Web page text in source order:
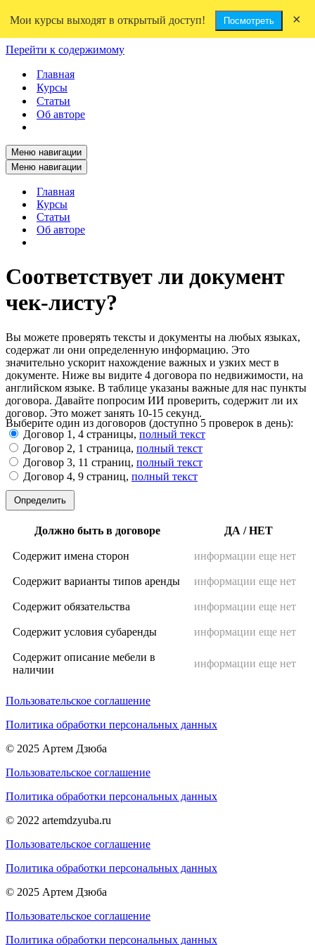
Перейти к содержимому
Главная
Курсы
Статьи
Об авторе
Меню навигации
Меню навигации
Главная
Курсы
Статьи
Об авторе
Соответствует ли документ
чек-листу?
Вы можете проверять тексты и документы на любых языках,
содержат ли они определенную информацию. Это
значительно ускорит нахождение важных и узких мест в
документе. Ниже вы видите 4 договора по недвижимости, на
английском языке. В таблице указаны важные для нас пункты
договора. Давайте попросим ИИ проверить, содержит ли их
договор. Это может занять 10-15 секунд.
Выберите один из договоров (доступно 5 проверок в день):
Договор 1, 4 страницы, полный текст
Договор 2, 1 страница, полный текст
Договор 3, 11 страниц, полный текст
Договор 4, 9 страниц, полный текст
Определить
Должно быть в договоре ДА / НЕТ
Содержит имена сторон информации еще нет
Содержит варианты типов аренды информации еще нет
Содержит обязательства информации еще нет
Содержит условия субаренды информации еще нет
Содержит описание мебели в
наличии
информации еще нет
Пользовательское соглашение
Политика обработки персональных данных
© 2025 Артем Дзюба
Пользовательское соглашение
Политика обработки персональных данных
© 2022 artemdzyuba.ru
Пользовательское соглашение
Политика обработки персональных данных
© 2025 Артем Дзюба
Пользовательское соглашение
Политика обработки персональных данных
Мои курсы выходят в открытый доступ! Посмотреть ×